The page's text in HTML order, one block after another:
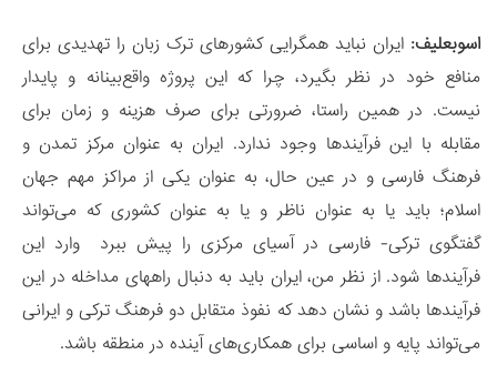
اسوبعلیف: ایران نباید همگرایی کشورهای ترک زبان را تهدیدی برای
منافع خود در نظر بگیرد، چرا که این پروژه واقع‌بینانه و پایدار
نیست. در همین راستا، ضرورتی برای صرف هزینه و زمان برای
مقابله با این فرآیندها وجود ندارد. ایران به عنوان مرکز تمدن و
فرهنگ فارسی و در عین حال، به عنوان یکی از مراکز مهم جهان
اسلام؛ باید یا به عنوان ناظر و یا به عنوان کشوری که می‌تواند
گفتگوی ترکی- فارسی در آسیای مرکزی را پیش ببرد وارد این
فرآیندها شود. از نظر من، ایران باید به دنبال راههای مداخله در این
فرآیندها باشد و نشان دهد که نفوذ متقابل دو فرهنگ ترکی و ایرانی
می‌تواند پایه و اساسی برای همکاری‌های آینده در منطقه باشد.